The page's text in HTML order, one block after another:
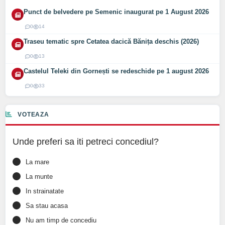
Punct de belvedere pe Semenic inaugurat pe 1 August 2026
0 14
Traseu tematic spre Cetatea dacică Bănița deschis (2026)
0 13
Castelul Teleki din Gornești se redeschide pe 1 august 2026
0 33
VOTEAZA
Unde preferi sa iti petreci concediul?
La mare
La munte
In strainatate
Sa stau acasa
Nu am timp de concediu